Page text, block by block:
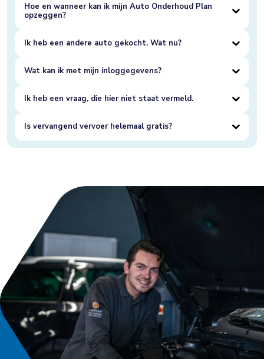
Hoe en wanneer kan ik mijn Auto Onderhoud Plan
opzeggen?
Ik heb een andere auto gekocht. Wat nu?
Wat kan ik met mijn inloggegevens?
Ik heb een vraag, die hier niet staat vermeld.
Is vervangend vervoer helemaal gratis?